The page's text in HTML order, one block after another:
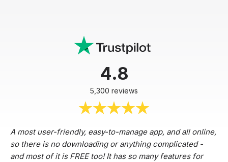
4.8
5,300 reviews
A most user-friendly, easy-to-manage app, and all online,
so there is no downloading or anything complicated -
and most of it is FREE too! It has so many features for